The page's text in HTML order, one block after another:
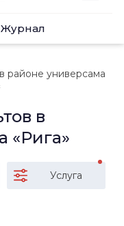
Журнал
в районе универсама
в
«Рига»
Услуга